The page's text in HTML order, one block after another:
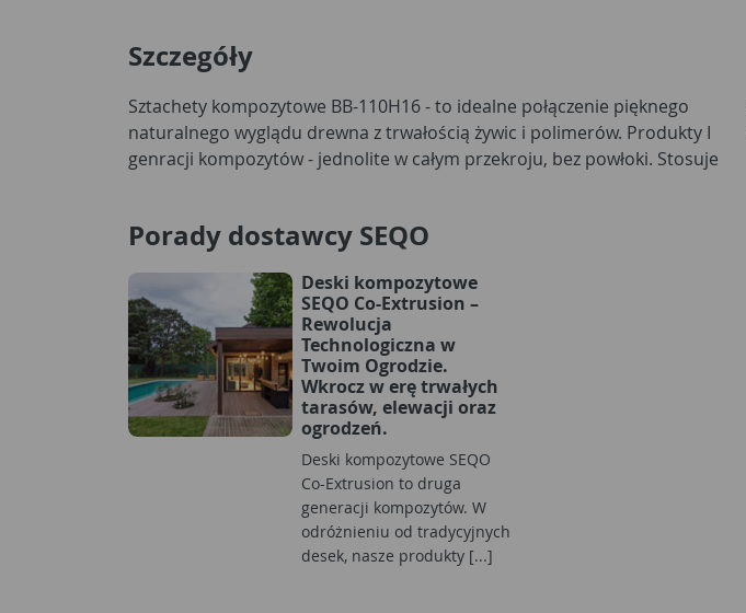
Szczegóły
Sztachety kompozytowe BB-110H16 - to idealne połączenie pięknego
naturalnego wyglądu drewna z trwałością żywic i polimerów. Produkty I
genracji kompozytów - jednolite w całym przekroju, bez powłoki. Stosuje
się je wszędzie tam gdzie liczy się trwałość i odporność na warunki
Porady dostawcy SEQO
Deski kompozytowe
SEQO Co-Extrusion –
Rewolucja
Technologiczna w
Twoim Ogrodzie.
Wkrocz w erę trwałych
tarasów, elewacji oraz
ogrodzeń.
Deski kompozytowe SEQO
Co-Extrusion to druga
generacji kompozytów. W
odróżnieniu od tradycyjnych
desek, nasze produkty [...]